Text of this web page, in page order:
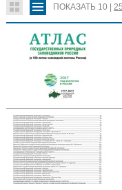
ПОКАЗАТЬ 10